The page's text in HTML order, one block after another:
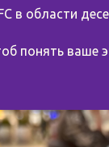
в области
понять ваше